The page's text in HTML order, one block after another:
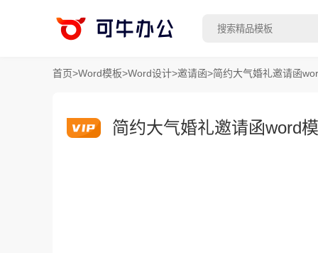
首页>Word模板>Word设计>邀请函>简约大气婚礼邀请函
简约大气婚礼邀请函word